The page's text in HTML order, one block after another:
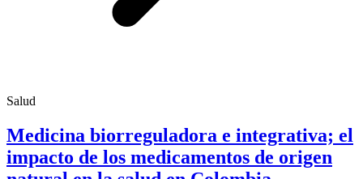
Salud
Medicina biorreguladora e integrativa; el
impacto de los medicamentos de origen